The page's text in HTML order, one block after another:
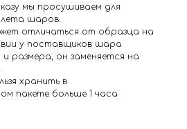
мы просушиваем для
шаров.
отличаться от образца на
у поставщиков шара
размера, он заменяется на
хранить в
пакете больше 1 часа